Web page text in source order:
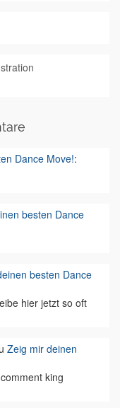
Dance Move!:
besten Dance
besten Dance
hier jetzt so oft
Zeig mir deinen
king